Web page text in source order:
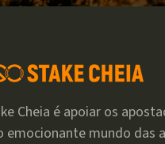
Cheia é apoiar os
emocionante mundo das